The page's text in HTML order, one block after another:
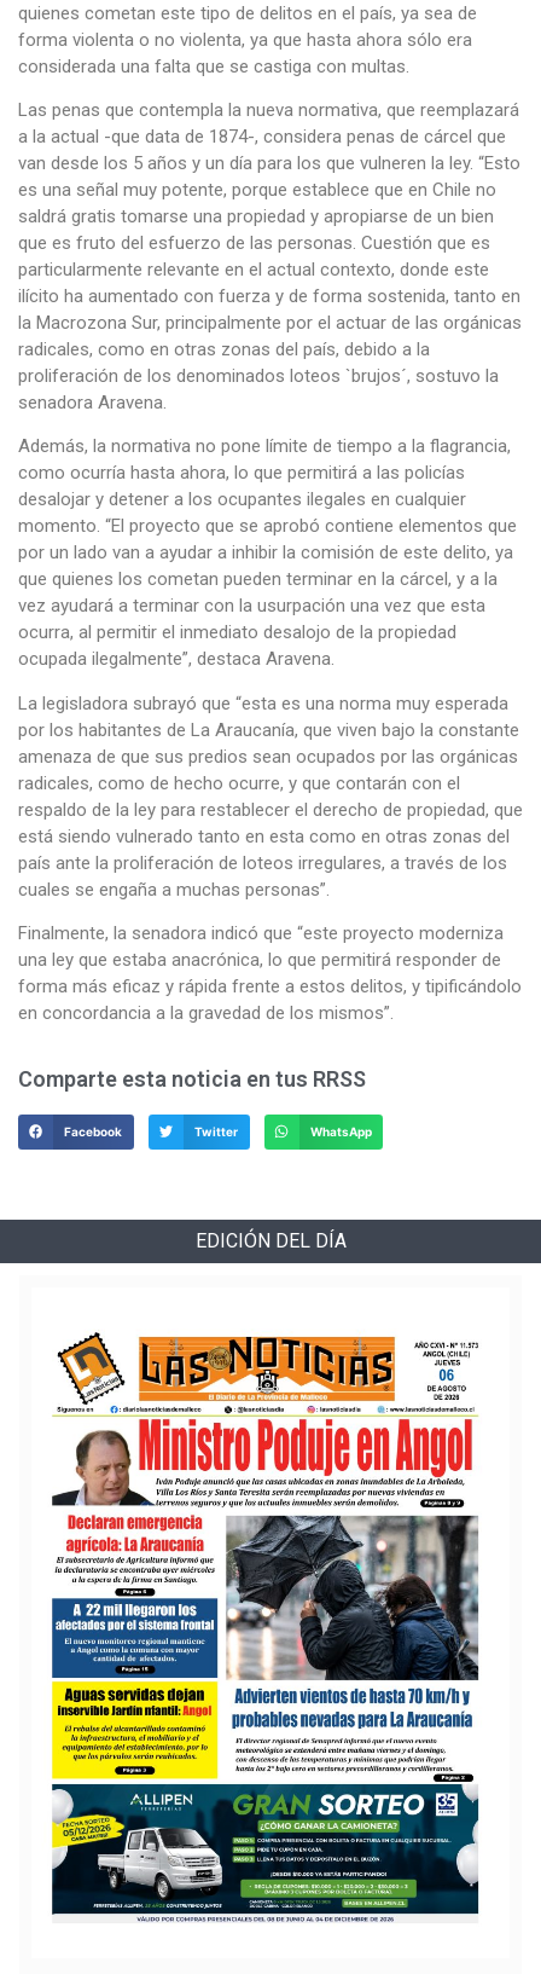
quienes cometan este tipo de delitos en el país, ya sea de
forma violenta o no violenta, ya que hasta ahora sólo era
considerada una falta que se castiga con multas.
Las penas que contempla la nueva normativa, que reemplazará
a la actual -que data de 1874-, considera penas de cárcel que
van desde los 5 años y un día para los que vulneren la ley. “Esto
es una señal muy potente, porque establece que en Chile no
saldrá gratis tomarse una propiedad y apropiarse de un bien
que es fruto del esfuerzo de las personas. Cuestión que es
particularmente relevante en el actual contexto, donde este
ilícito ha aumentado con fuerza y de forma sostenida, tanto en
la Macrozona Sur, principalmente por el actuar de las orgánicas
radicales, como en otras zonas del país, debido a la
proliferación de los denominados loteos `brujos´, sostuvo la
senadora Aravena.
Además, la normativa no pone límite de tiempo a la flagrancia,
como ocurría hasta ahora, lo que permitirá a las policías
desalojar y detener a los ocupantes ilegales en cualquier
momento. “El proyecto que se aprobó contiene elementos que
por un lado van a ayudar a inhibir la comisión de este delito, ya
que quienes los cometan pueden terminar en la cárcel, y a la
vez ayudará a terminar con la usurpación una vez que esta
ocurra, al permitir el inmediato desalojo de la propiedad
ocupada ilegalmente”, destaca Aravena.
La legisladora subrayó que “esta es una norma muy esperada
por los habitantes de La Araucanía, que viven bajo la constante
amenaza de que sus predios sean ocupados por las orgánicas
radicales, como de hecho ocurre, y que contarán con el
respaldo de la ley para restablecer el derecho de propiedad, que
está siendo vulnerado tanto en esta como en otras zonas del
país ante la proliferación de loteos irregulares, a través de los
cuales se engaña a muchas personas”.
Finalmente, la senadora indicó que “este proyecto moderniza
una ley que estaba anacrónica, lo que permitirá responder de
forma más eficaz y rápida frente a estos delitos, y tipificándolo
en concordancia a la gravedad de los mismos”.
Comparte esta noticia en tus RRSS
Facebook Twitter WhatsApp
EDICIÓN DEL DÍA